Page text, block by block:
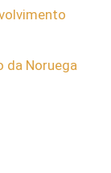
da Noruega